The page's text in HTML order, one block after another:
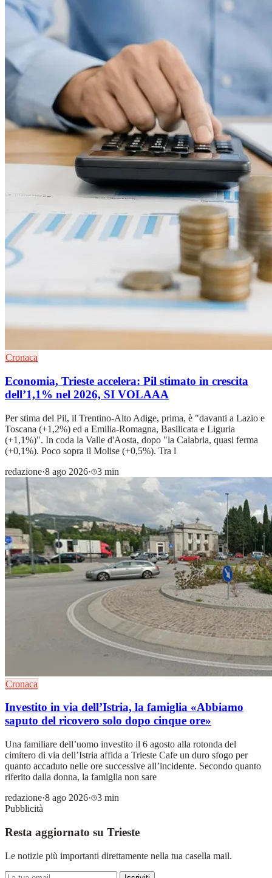
Cronaca
Economia, Trieste accelera: Pil stimato in crescita
dell’1,1% nel 2026, SI VOLAAA
Per stima del Pil, il Trentino-Alto Adige, prima, è "davanti a Lazio e
Toscana (+1,2%) ed a Emilia-Romagna, Basilicata e Liguria
(+1,1%)". In coda la Valle d'Aosta, dopo "la Calabria, quasi ferma
(+0,1%). Poco sopra il Molise (+0,5%). Tra l
redazione·8 ago 2026· 3 min
Cronaca
Investito in via dell’Istria, la famiglia «Abbiamo
saputo del ricovero solo dopo cinque ore»
Una familiare dell’uomo investito il 6 agosto alla rotonda del
cimitero di via dell’Istria affida a Trieste Cafe un duro sfogo per
quanto accaduto nelle ore successive all’incidente. Secondo quanto
riferito dalla donna, la famiglia non sare
redazione·8 ago 2026·
3 min
Pubblicità
Resta aggiornato su Trieste
Le notizie più importanti direttamente nella tua casella mail.